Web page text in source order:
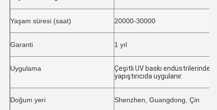
Yaşam süresi (saat) 20000-30000
Garanti 1 yıl
Uygulama
Çeşitli UV baskı endüstrilerinde,
yapıştırıcıda uygulanır.
Doğum yeri Shenzhen, Guangdong, Çin